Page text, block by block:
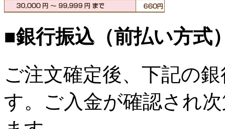
■銀行振込（前払い方式
ご注文確定後、下記の
す。ご入金が確認され